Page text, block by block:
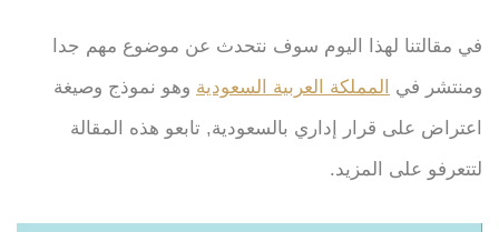
في مقالتنا لهذا اليوم سوف نتحدث عن موضوع مهم جدا
ومنتشر في
المملكة العربية السعودية وهو نموذج وصيغة
اعتراض على قرار إداري بالسعودية, تابعو هذه المقالة
لتتعرفو على المزيد.